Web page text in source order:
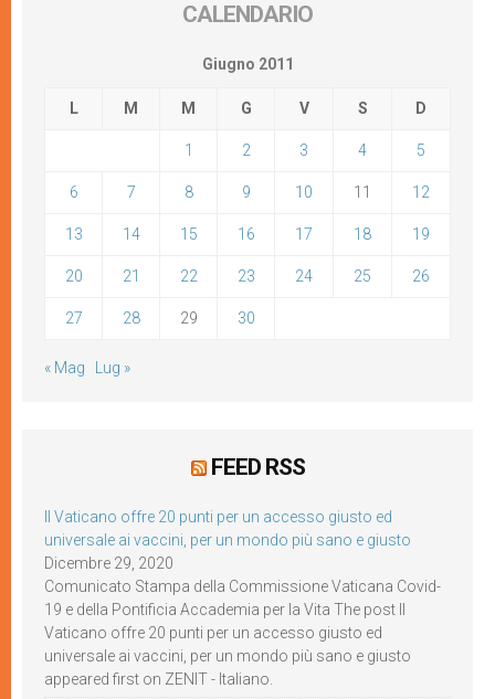
CALENDARIO
Giugno 2011
L M M G V S D
1 2 3 4 5
6 7 8 9 10 11 12
13 14 15 16 17 18 19
20 21 22 23 24 25 26
27 28 29 30
« Mag Lug »
FEED RSS
Il Vaticano offre 20 punti per un accesso giusto ed
universale ai vaccini, per un mondo più sano e giusto
Dicembre 29, 2020
Comunicato Stampa della Commissione Vaticana Covid-
19 e della Pontificia Accademia per la Vita The post Il
Vaticano offre 20 punti per un accesso giusto ed
universale ai vaccini, per un mondo più sano e giusto
appeared first on ZENIT - Italiano.